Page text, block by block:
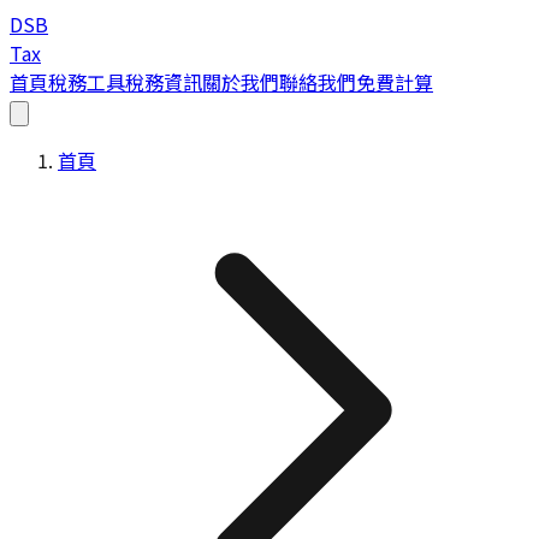
DSB
Tax
首頁稅務工具稅務資訊關於我們聯絡我們免費計算
首頁